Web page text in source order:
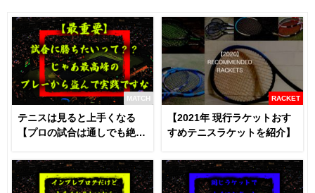
MATCH
テニスは見ると上手くなる
【プロの試合は通しでも絶対
RACKET
【2021年 現行ラケットおす
すめテニスラケットを紹介】